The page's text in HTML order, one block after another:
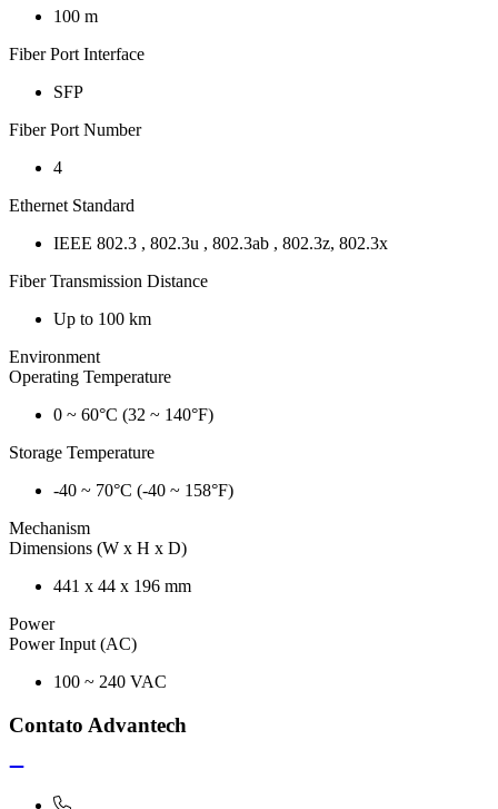
100 m
Fiber Port Interface
SFP
Fiber Port Number
4
Ethernet Standard
IEEE 802.3 , 802.3u , 802.3ab , 802.3z, 802.3x
Fiber Transmission Distance
Up to 100 km
Environment
Operating Temperature
0 ~ 60°C (32 ~ 140°F)
Storage Temperature
-40 ~ 70°C (-40 ~ 158°F)
Mechanism
Dimensions (W x H x D)
441 x 44 x 196 mm
Power
Power Input (AC)
100 ~ 240 VAC
Contato Advantech